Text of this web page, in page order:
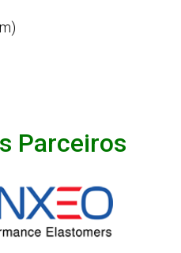
Parceiros